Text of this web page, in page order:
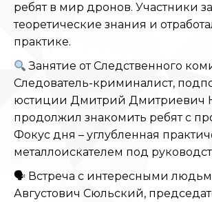
ребят в мир дронов. Участники
теоретические знания и
практике.
Занятие от Следственного
Следователь-криминалист,
юстиции Дмитрий Дмитриевич
продолжил знакомить ребят с
Фокус дня – углубленная
металлоискателем под
🗣 Встреча с интересными
Августович Сюльский,